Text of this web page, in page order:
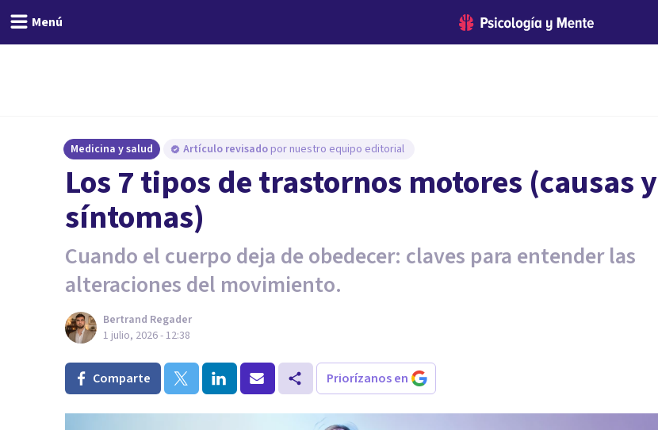
Menú
Medicina y salud Artículo revisado por nuestro equipo editorial
Los 7 tipos de trastornos motores (causas y
síntomas)
Cuando el cuerpo deja de obedecer: claves para entender las
alteraciones del movimiento.
Bertrand Regader
1 julio, 2026 - 12:38
Comparte Priorízanos en